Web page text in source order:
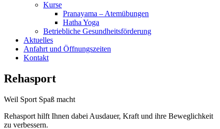
Kurse
Pranayama – Atemübungen
Hatha Yoga
Betriebliche Gesundheitsförderung
Aktuelles
Anfahrt und Öffnungszeiten
Kontakt
Rehasport
Weil Sport Spaß macht
Rehasport hilft Ihnen dabei Ausdauer, Kraft und ihre Beweglichkeit
zu verbessern.